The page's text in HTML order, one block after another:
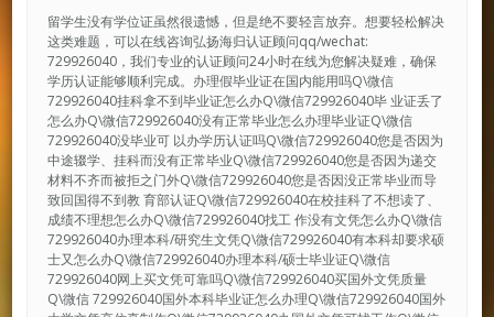
留学生没有学位证虽然很遗憾，但是绝不要轻言放弃。想要轻松解决
这类难题，可以在线咨询弘扬海归认证顾问qq/wechat:
729926040，我们专业的认证顾问24小时在线为您解决疑难，确保
学历认证能够顺利完成。办理假毕业证在国内能用吗Q\微信
729926040挂科拿不到毕业证怎么办Q\微信729926040毕 业证丢了
怎么办Q\微信729926040没有正常毕业怎么办理毕业证Q\微信
729926040没毕业可 以办学历认证吗Q\微信729926040您是否因为
中途辍学、挂科而没有正常毕业Q\微信729926040您是否因为递交
材料不齐而被拒之门外Q\微信729926040您是否因没正常毕业而导
致回国得不到教 育部认证Q\微信729926040在校挂科了不想读了、
成绩不理想怎么办Q\微信729926040找工 作没有文凭怎么办Q\微信
729926040办理本科/研究生文凭Q\微信729926040有本科却要求硕
士又怎么办Q\微信729926040办理本科/硕士毕业证Q\微信
729926040网上买文凭可靠吗Q\微信729926040买国外文凭质量
Q\微信 729926040国外本科毕业证怎么办理Q\微信729926040国外